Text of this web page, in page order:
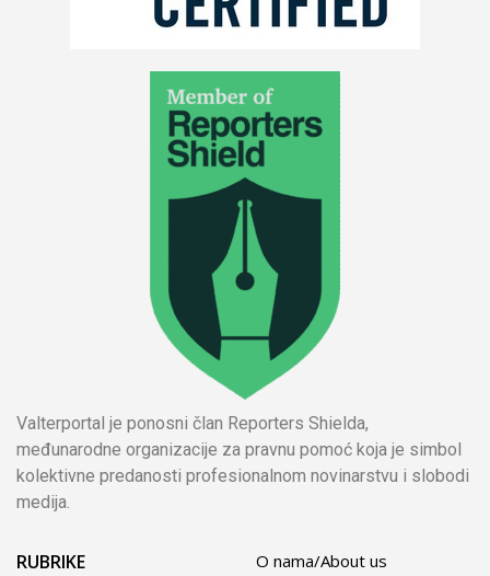
Valterportal je ponosni član Reporters Shielda,
međunarodne organizacije za pravnu pomoć koja je simbol
kolektivne predanosti profesionalnom novinarstvu i slobodi
medija.
RUBRIKE
O nama/About us